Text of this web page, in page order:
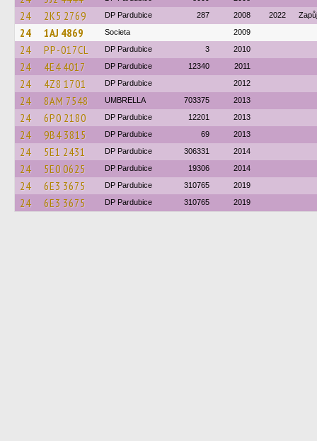
24 2K5 2769 DP Pardubice 287 2008 2022
24 1AJ 4869 Societa 2009
24 PP-017CL DP Pardubice 3 2010
24 4E4 4017 DP Pardubice 12340 2011
24 4Z8 1701 DP Pardubice 2012
24 8AM 7548 UMBRELLA 703375 2013
24 6P0 2180 DP Pardubice 12201 2013
24 9B4 3815 DP Pardubice 69 2013
24 5E1 2431 DP Pardubice 306331 2014
24 5E0 0625 DP Pardubice 19306 2014
24 6E3 3675 DP Pardubice 310765 2019
24 6E3 3675 DP Pardubice 310765 2019